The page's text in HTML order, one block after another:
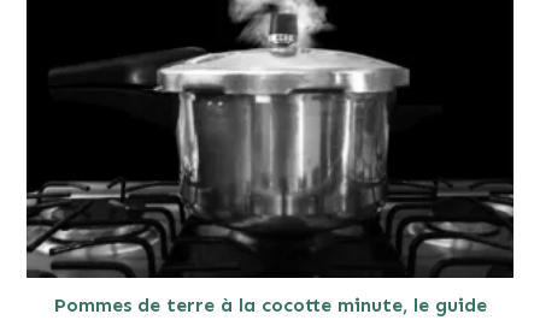
Pommes de terre à la cocotte minute, le guide